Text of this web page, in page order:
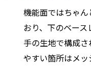
機能面ではちゃ
おり、下のベー
手の生地で構成
やすい箇所はメッ